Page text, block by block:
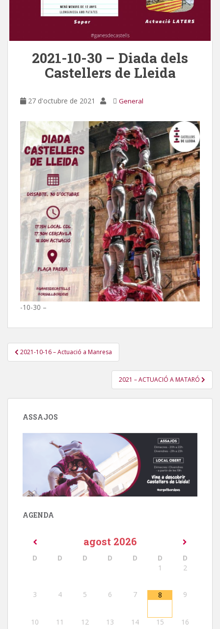
2021-10-30 – Diada dels
Castellers de Lleida
27 d'octubre de 2021 General
-10-30 –
Navegació
d'entrades
2021-10-16 – Actuació a Manresa
2021 – ACTUACIÓ A MATARÓ
ASSAJOS
AGENDA
agost 2026
D D D D D D
D
1
2
3 4 5 6 7 8 9
10 11 12 13 14 15 16